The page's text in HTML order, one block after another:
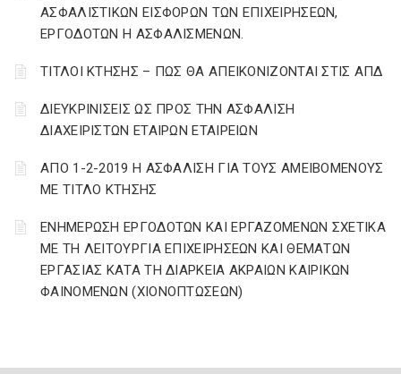
ΑΣΦΑΛΙΣΤΙΚΩΝ ΕΙΣΦΟΡΩΝ ΤΩΝ ΕΠΙΧΕΙΡΗΣΕΩΝ,
ΕΡΓΟΔΟΤΩΝ Η ΑΣΦΑΛΙΣΜΕΝΩΝ.
ΤΙΤΛΟΙ ΚΤΗΣΗΣ – ΠΩΣ ΘΑ ΑΠΕΙΚΟΝΙΖΟΝΤΑΙ ΣΤΙΣ ΑΠΔ
ΔΙΕΥΚΡΙΝΙΣΕΙΣ ΩΣ ΠΡΟΣ ΤΗΝ ΑΣΦΑΛΙΣΗ
ΔΙΑΧΕΙΡΙΣΤΩΝ ΕΤΑΙΡΩΝ ΕΤΑΙΡΕΙΩΝ
ΑΠΟ 1-2-2019 Η ΑΣΦΑΛΙΣΗ ΓΙΑ ΤΟΥΣ ΑΜΕΙΒΟΜΕΝΟΥΣ
ΜΕ ΤΙΤΛΟ ΚΤΗΣΗΣ
ΕΝΗΜΕΡΩΣΗ ΕΡΓΟΔΟΤΩΝ ΚΑΙ ΕΡΓΑΖΟΜΕΝΩΝ ΣΧΕΤΙΚΑ
ΜΕ ΤΗ ΛΕΙΤΟΥΡΓΙΑ ΕΠΙΧΕΙΡΗΣΕΩΝ ΚΑΙ ΘΕΜΑΤΩΝ
ΕΡΓΑΣΙΑΣ ΚΑΤΑ ΤΗ ΔΙΑΡΚΕΙΑ ΑΚΡΑΙΩΝ ΚΑΙΡΙΚΩΝ
ΦΑΙΝΟΜΕΝΩΝ (ΧΙΟΝΟΠΤΩΣΕΩΝ)